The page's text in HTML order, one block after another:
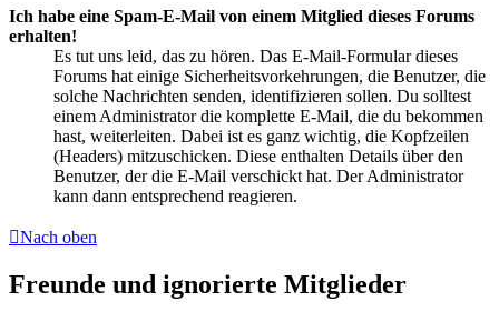
Ich habe eine Spam-E-Mail von einem Mitglied dieses Forums
erhalten!
Es tut uns leid, das zu hören. Das E-Mail-Formular dieses
Forums hat einige Sicherheitsvorkehrungen, die Benutzer, die
solche Nachrichten senden, identifizieren sollen. Du solltest
einem Administrator die komplette E-Mail, die du bekommen
hast, weiterleiten. Dabei ist es ganz wichtig, die Kopfzeilen
(Headers) mitzuschicken. Diese enthalten Details über den
Benutzer, der die E-Mail verschickt hat. Der Administrator
kann dann entsprechend reagieren.
Nach oben
Freunde und ignorierte Mitglieder